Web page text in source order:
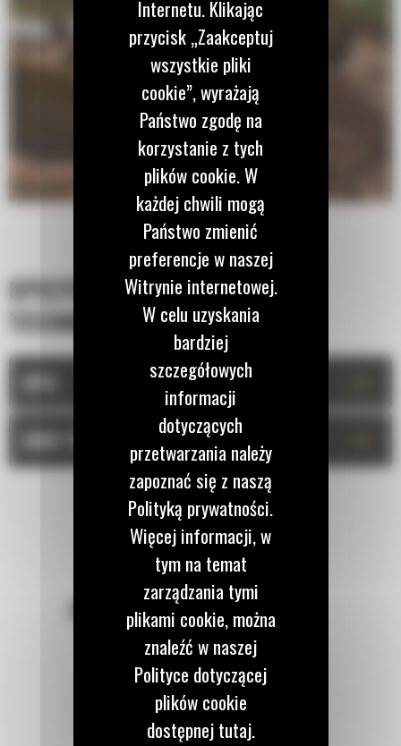
SPECYFIKACJA
TECHNICZNA
DANE TECHNICZNE
POZOSTAŃMY W KONTAKCIE
Zadzwoń do nas
Internetu. Klikając
przycisk „Zaakceptuj
wszystkie pliki
cookie”, wyrażają
Państwo zgodę na
korzystanie z tych
plików cookie. W
każdej chwili mogą
Państwo zmienić
preferencje w naszej
Witrynie internetowej.
W celu uzyskania
bardziej
szczegółowych
informacji
dotyczących
przetwarzania należy
zapoznać się z naszą
Polityką prywatności.
Więcej informacji, w
tym na temat
zarządzania tymi
plikami cookie, można
znaleźć w naszej
Polityce dotyczącej
plików cookie
dostępnej tutaj.